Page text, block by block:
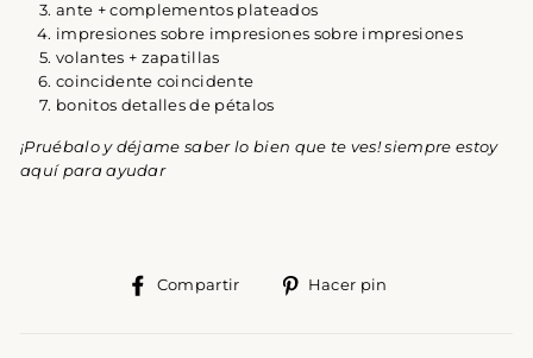
ante + complementos plateados
impresiones sobre impresiones sobre impresiones
volantes + zapatillas
coincidente coincidente
bonitos detalles de pétalos
¡Pruébalo y déjame saber lo bien que te ves! siempre estoy
aquí para ayudar
Compartir
CompartirHacer pin